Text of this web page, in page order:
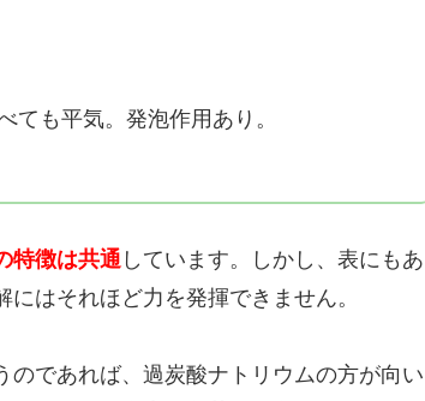
ても平気。発泡作用あり。
特徴は共通 しています。しかし、表にもあ
はそれほど力を発揮できません。
であれば、過炭酸ナトリウムの方が向い